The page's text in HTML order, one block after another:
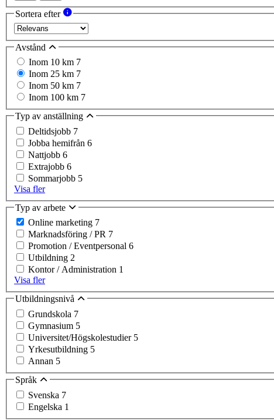
Sortera efter
Avstånd
Inom 10 km 7
Inom 25 km 7
Inom 50 km 7
Inom 100 km 7
Typ av anställning
Deltidsjobb 7
Jobba hemifrån 6
Nattjobb 6
Extrajobb 6
Sommarjobb 5
Visa fler
Typ av arbete
Online marketing 7
Marknadsföring / PR 7
Promotion / Eventpersonal 6
Utbildning 2
Kontor / Administration 1
Visa fler
Utbildningsnivå
Grundskola 7
Gymnasium 5
Universitet/Högskolestudier 5
Yrkesutbildning 5
Annan 5
Språk
Svenska 7
Engelska 1